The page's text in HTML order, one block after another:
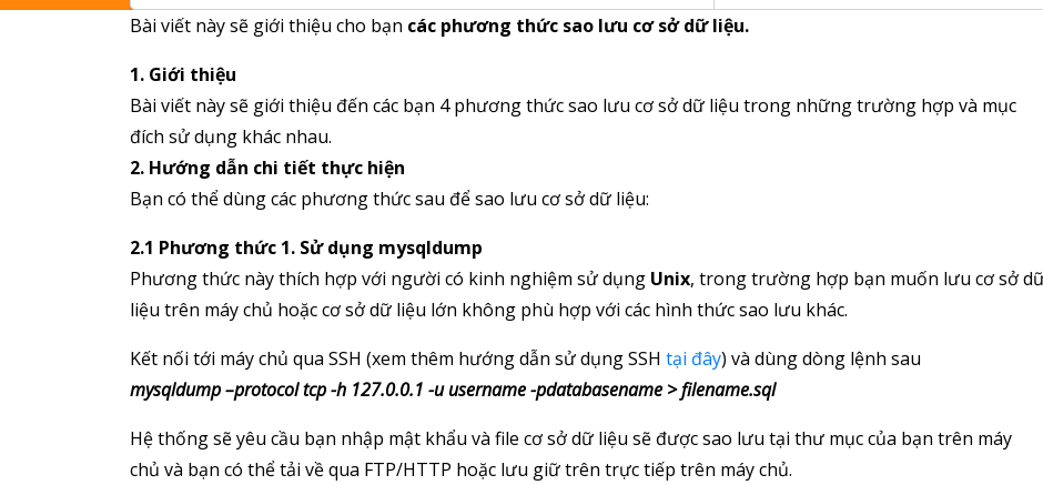
Bài viết này sẽ giới thiệu cho bạn các phương thức sao lưu cơ sở dữ liệu.
1. Giới thiệu
Bài viết này sẽ giới thiệu đến các bạn 4 phương thức sao lưu cơ sở dữ liệu trong những trường hợp và mục
đích sử dụng khác nhau.
2. Hướng dẫn chi tiết thực hiện
Bạn có thể dùng các phương thức sau để sao lưu cơ sở dữ liệu:
2.1 Phương thức 1. Sử dụng mysqldump
Phương thức này thích hợp với người có kinh nghiệm sử dụng Unix, trong trường hợp bạn muốn lưu cơ sở
liệu trên máy chủ hoặc cơ sở dữ liệu lớn không phù hợp với các hình thức sao lưu khác.
Kết nối tới máy chủ qua SSH (xem thêm hướng dẫn sử dụng SSH tại đây) và dùng dòng lệnh sau
mysqldump –protocol tcp -h 127.0.0.1 -u username -pdatabasename > filename.sql
Hệ thống sẽ yêu cầu bạn nhập mật khẩu và file cơ sở dữ liệu sẽ được sao lưu tại thư mục của bạn trên máy
chủ và bạn có thể tải về qua FTP/HTTP hoặc lưu giữ trên trực tiếp trên máy chủ.